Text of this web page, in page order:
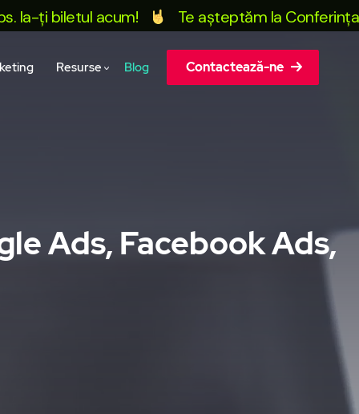
acum! Te așteptăm la Conferința
Resurse Blog Contactează-ne
Ads, Facebook Ads,